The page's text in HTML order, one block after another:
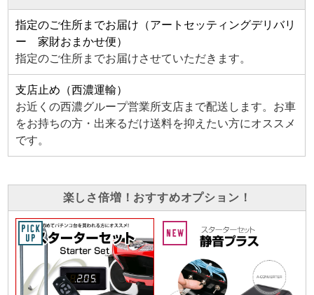
指定のご住所までお届け（アートセッティングデリバリ
ー 家財おまかせ便）
指定のご住所までお届けさせていただきます。
支店止め（西濃運輸）
お近くの西濃グループ営業所支店まで配送します。お車
をお持ちの方・出来るだけ送料を抑えたい方にオススメ
です。
楽しさ倍増！おすすめオプション！